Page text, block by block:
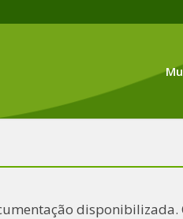
disponibilizada.